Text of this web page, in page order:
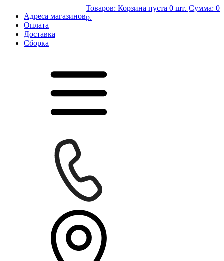
Адреса магазинов
Оплата
Доставка
Сборка
Товаров: Корзина пуста 0 шт. Сумма: 0
р.